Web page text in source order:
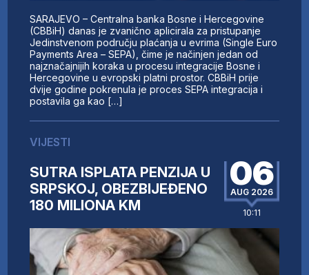
SARAJEVO – Centralna banka Bosne i Hercegovine
(CBBiH) danas je zvanično aplicirala za pristupanje
Jedinstvenom području plaćanja u evrima (Single Euro
Payments Area – SEPA), čime je načinjen jedan od
najznačajnijih koraka u procesu integracije Bosne i
Hercegovine u evropski platni prostor. CBBiH prije
dvije godine pokrenula je proces SEPA integracija i
postavila ga kao […]
VIJESTI
SUTRA ISPLATA PENZIJA U
SRPSKOJ, OBEZBIJEĐENO
180 MILIONA KM
06
AUG 2026
10:11